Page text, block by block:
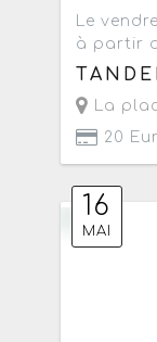
Le
à partir
La
20
16
MAI